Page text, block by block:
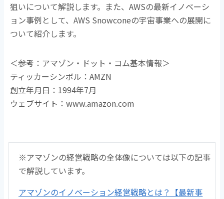
狙いについて解説します。また、AWSの最新イノベーシ
ョン事例として、AWS Snowconeの宇宙事業への展開に
ついて紹介します。
＜参考：アマゾン・ドット・コム基本情報＞
ティッカーシンボル：AMZN
創立年月日：1994年7月
ウェブサイト：www.amazon.com
※アマゾンの経営戦略の全体像については以下の記事
で解説しています。
アマゾンのイノベーション経営戦略とは？【最新事